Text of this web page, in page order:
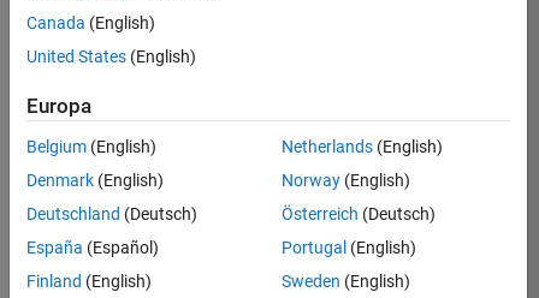
Enviar
solicitud
Empleo:
12382-
Product
Development
Canada (English)
United States (English)
Europa
Belgium (English)
Denmark (English)
Deutschland (Deutsch)
España (Español)
Finland (English)
Netherlands(English)
Norway(English)
Österreich (Deutsch)
Portugal (English)
Sweden (English)